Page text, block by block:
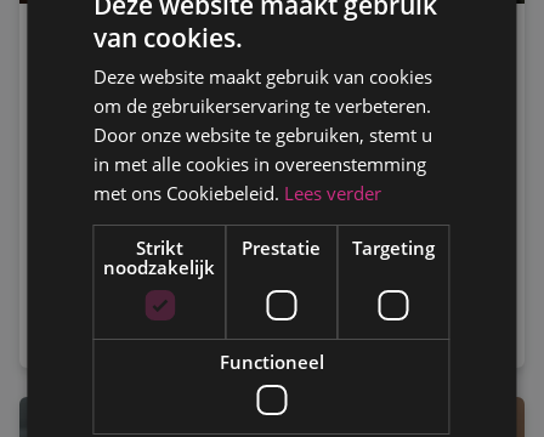
AUTOKEURING
Persbericht: Duitse studie zet Vlaamse
hervorming in nieuw daglicht
Technische gebreken aan voertuigen spelen een
belangrijkere rol bij zware verkeersongevallen dan
analyse van 2.429 technische onderzoeken van
personenwagens die tussen 2014 en 2025 betrokken
waren bij zware ongevallen in Duitsland.
van cookies.
Deze website maakt gebruik van cookies
om de gebruikerservaring te verbeteren.
Door onze website te gebruiken, stemt u
in met alle cookies in overeenstemming
met ons Cookiebeleid. Lees verder
Strikt
noodzakelijk
Prestatie Targeting
Functioneel